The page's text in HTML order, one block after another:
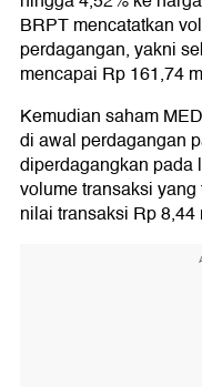
BRPT mencatatkan
perdagangan, yakni
mencapai Rp 161,74
Kemudian saham
di awal perdagangan
diperdagangkan pada
volume transaksi
nilai transaksi Rp 8,44